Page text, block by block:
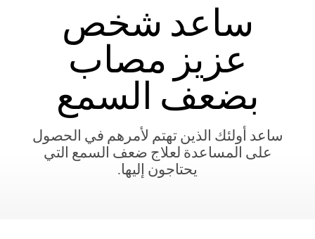
ساعد شخص
عزيز مصاب
بضعف السمع
ساعد أولئك الذين تهتم لأمرهم في الحصول
على المساعدة لعلاج ضعف السمع التي
يحتاجون إليها.